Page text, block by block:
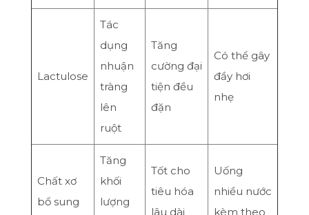
Lactulose
Tác
dụng
nhuận
tràng
lên
ruột
Tăng
cường đại
tiện đều
đặn
Có thể gây
đầy hơi
nhẹ
Chất xơ
bổ sung
Tăng
khối
lượng
Tốt cho
tiêu hóa
lâu dài
Uống
nhiều nước
kèm theo